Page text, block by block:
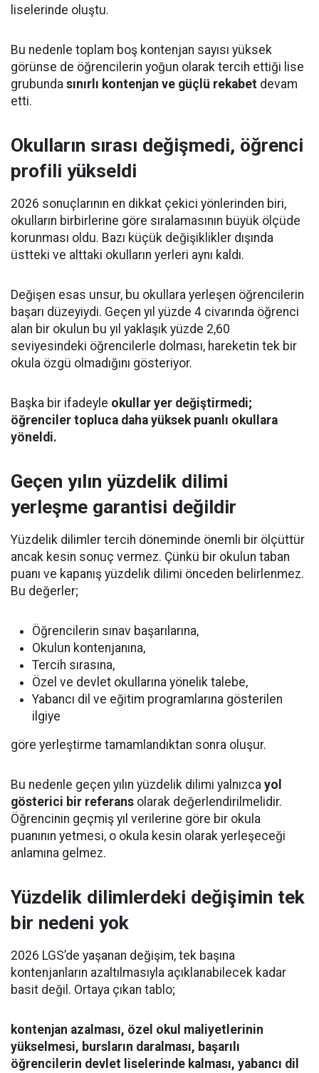
liselerinde oluştu.
Bu nedenle toplam boş kontenjan sayısı yüksek
görünse de öğrencilerin yoğun olarak tercih ettiği lise
grubunda sınırlı kontenjan ve güçlü rekabet devam
etti.
Okulların sırası değişmedi, öğrenci
profili yükseldi
2026 sonuçlarının en dikkat çekici yönlerinden biri,
okulların birbirlerine göre sıralamasının büyük ölçüde
korunması oldu. Bazı küçük değişiklikler dışında
üstteki ve alttaki okulların yerleri aynı kaldı.
Değişen esas unsur, bu okullara yerleşen öğrencilerin
başarı düzeyiydi. Geçen yıl yüzde 4 civarında öğrenci
alan bir okulun bu yıl yaklaşık yüzde 2,60
seviyesindeki öğrencilerle dolması, hareketin tek bir
okula özgü olmadığını gösteriyor.
Başka bir ifadeyle okullar yer değiştirmedi;
öğrenciler topluca daha yüksek puanlı okullara
yöneldi.
Geçen yılın yüzdelik dilimi
yerleşme garantisi değildir
Yüzdelik dilimler tercih döneminde önemli bir ölçüttür
ancak kesin sonuç vermez. Çünkü bir okulun taban
puanı ve kapanış yüzdelik dilimi önceden belirlenmez.
Bu değerler;
Öğrencilerin sınav başarılarına,
Okulun kontenjanına,
Tercih sırasına,
Özel ve devlet okullarına yönelik talebe,
Yabancı dil ve eğitim programlarına gösterilen
ilgiye
göre yerleştirme tamamlandıktan sonra oluşur.
Bu nedenle geçen yılın yüzdelik dilimi yalnızca yol
gösterici bir referans olarak değerlendirilmelidir.
Öğrencinin geçmiş yıl verilerine göre bir okula
puanının yetmesi, o okula kesin olarak yerleşeceği
anlamına gelmez.
Yüzdelik dilimlerdeki değişimin tek
bir nedeni yok
2026 LGS’de yaşanan değişim, tek başına
kontenjanların azaltılmasıyla açıklanabilecek kadar
basit değil. Ortaya çıkan tablo;
kontenjan azalması, özel okul maliyetlerinin
yükselmesi, bursların daralması, başarılı
öğrencilerin devlet liselerinde kalması, yabancı dil